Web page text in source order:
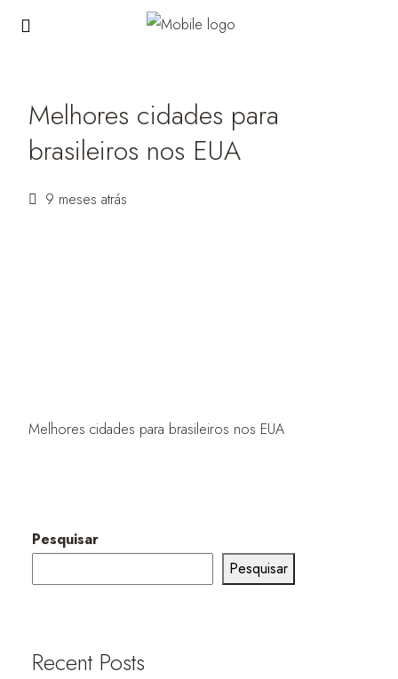
Melhores cidades para
brasileiros nos EUA
9 meses atrás
Melhores cidades para brasileiros nos EUA
Pesquisar
Pesquisar
Recent Posts